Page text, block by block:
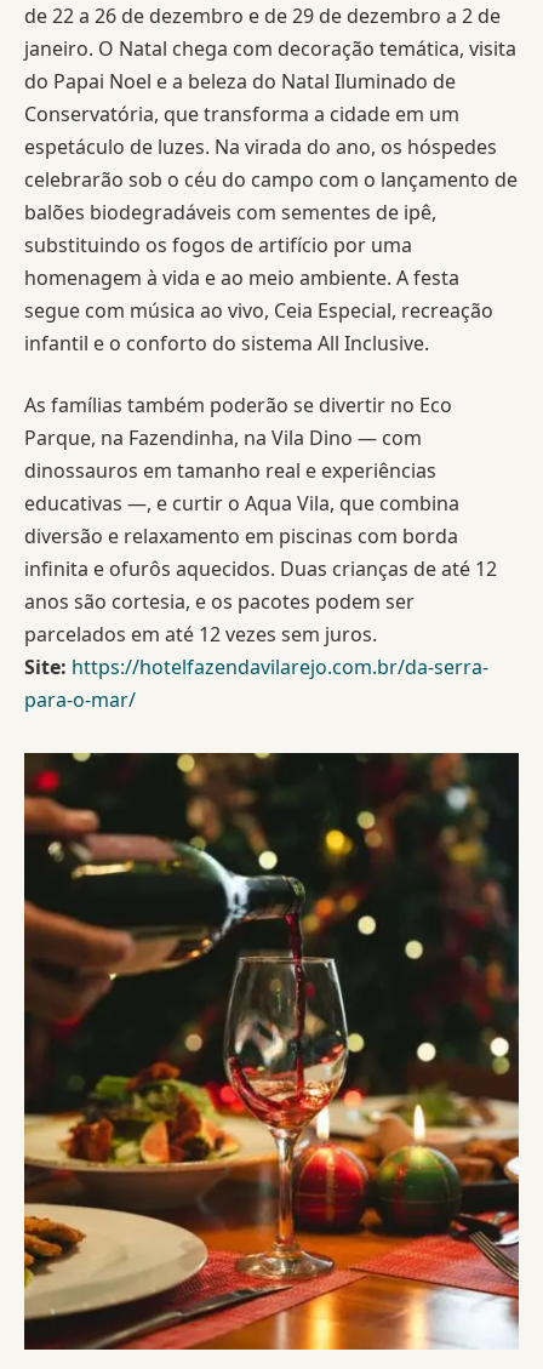
de 22 a 26 de dezembro e de 29 de dezembro a 2 de
janeiro. O Natal chega com decoração temática, visita
do Papai Noel e a beleza do Natal Iluminado de
Conservatória, que transforma a cidade em um
espetáculo de luzes. Na virada do ano, os hóspedes
celebrarão sob o céu do campo com o lançamento de
balões biodegradáveis com sementes de ipê,
substituindo os fogos de artifício por uma
homenagem à vida e ao meio ambiente. A festa
segue com música ao vivo, Ceia Especial, recreação
infantil e o conforto do sistema All Inclusive.
As famílias também poderão se divertir no Eco
Parque, na Fazendinha, na Vila Dino — com
dinossauros em tamanho real e experiências
educativas —, e curtir o Aqua Vila, que combina
diversão e relaxamento em piscinas com borda
infinita e ofurôs aquecidos. Duas crianças de até 12
anos são cortesia, e os pacotes podem ser
parcelados em até 12 vezes sem juros.
Site: https://hotelfazendavilarejo.com.br/da-serra-
para-o-mar/